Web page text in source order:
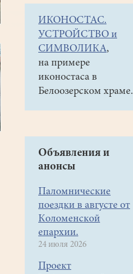
ИКОНОСТАС.
УСТРОЙСТВО и
СИМВОЛИКА,
на примере
иконостаса в
Белоозерском храме.
Объявления и
анонсы
Паломнические
поездки в августе от
Коломенской
епархии.
24 июля 2026
Проект